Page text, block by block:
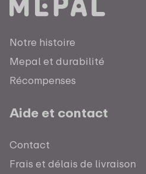
Notre histoire
Mepal et durabilité
Récompenses
Aide et contact
Contact
Frais et délais de livraison